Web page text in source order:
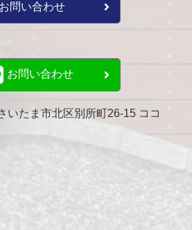
お問い合わせ
お問い合わせ
いたま市北区別所町26-15 ココ